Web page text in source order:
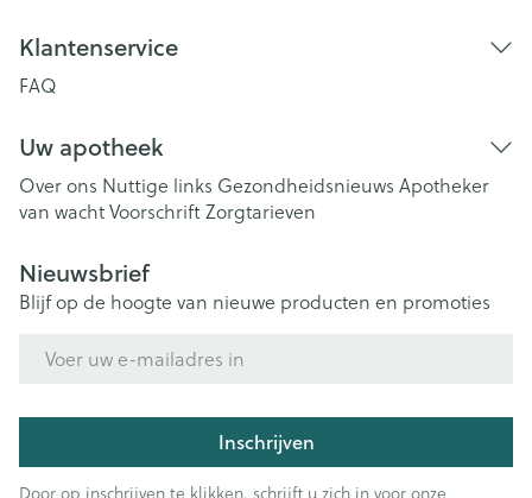
Klantenservice
FAQ
Uw apotheek
Over ons Nuttige links Gezondheidsnieuws Apotheker
van wachtVoorschriftZorgtarieven
Nieuwsbrief
Blijf op de hoogte van nieuwe producten en promoties
Inschrijven
Door op inschrijven te klikken, schrijft u zich in voor onze